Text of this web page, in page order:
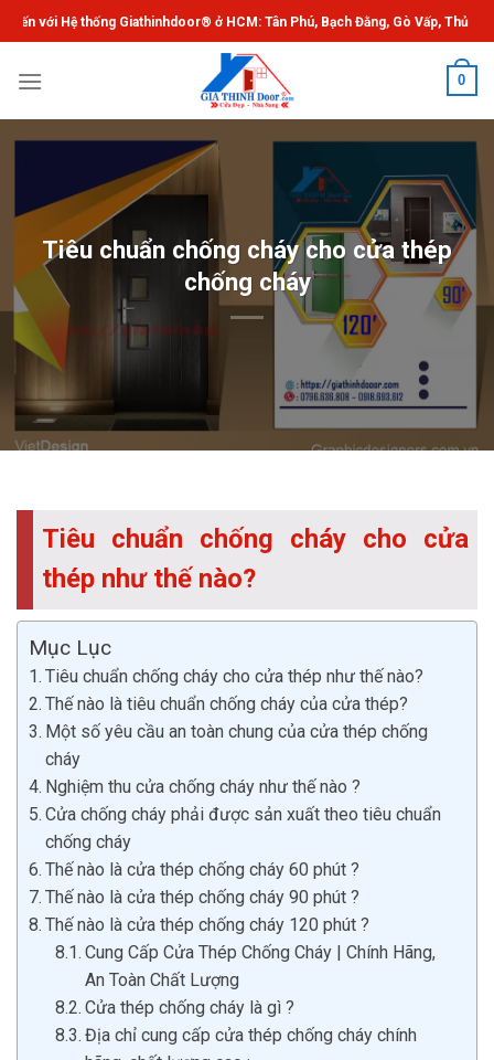
Chuyển
đến
dung
Giathinhdoor® ở HCM: Tân Phú, Bạch Đằng, Gò Vấp, Thủ Đức.
0
Tiêu chuẩn chống cháy cho cửa thép
chống cháy
Tiêu chuẩn chống cháy cho cửa
thép như thế nào?
Mục Lục
Tiêu chuẩn chống cháy cho cửa thép như thế nào?
Thế nào là tiêu chuẩn chống cháy của cửa thép?
Một số yêu cầu an toàn chung của cửa thép chống
cháy
Nghiệm thu cửa chống cháy như thế nào ?
Cửa chống cháy phải được sản xuất theo tiêu chuẩn
chống cháy
Thế nào là cửa thép chống cháy 60 phút ?
Thế nào là cửa thép chống cháy 90 phút ?
Thế nào là cửa thép chống cháy 120 phút ?
Cung Cấp Cửa Thép Chống Cháy | Chính Hãng,
An Toàn Chất Lượng‎
Cửa thép chống cháy là gì ?
Địa chỉ cung cấp cửa thép chống cháy chính